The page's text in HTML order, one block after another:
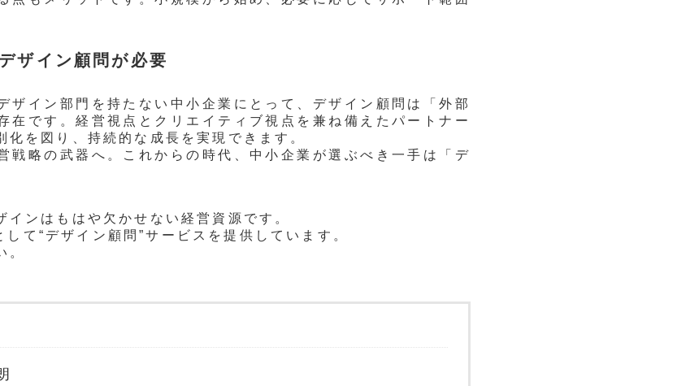
ザイン顧問が必要
ザイン部門を持たない中小企業にとって、デザイン顧問は「外部
在です。経営視点とクリエイティブ視点を兼ね備えたパートナー
化を図り、持続的な成長を実現できます。
戦略の武器へ。これからの時代、中小企業が選ぶべき一手は「デ
ンはもはや欠かせない経営資源です。
て“デザイン顧問”サービスを提供しています。
。